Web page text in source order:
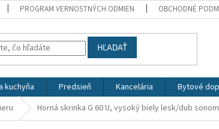
PROGRAM VERNOSTNÝCH ODMIEN OBCHODNÉ
HĽADAŤ
kuchyňa Predsieň Kancelária Bytové
Horná skrinka G 60 U, vysoký biely lesk/dub